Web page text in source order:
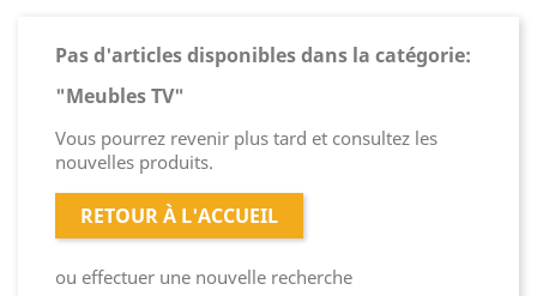
Pas d'articles disponibles dans la catégorie:
"Meubles TV"
Vous pourrez revenir plus tard et consultez les
nouvelles produits.
RETOUR À L'ACCUEIL
ou effectuer une nouvelle recherche